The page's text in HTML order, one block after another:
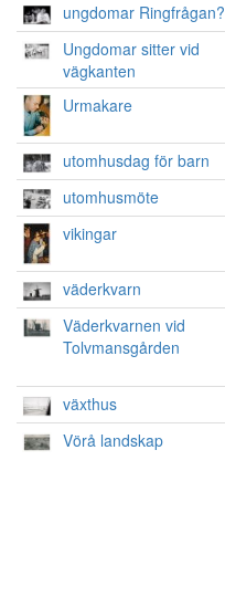
ungdomar Ringfrågan?
Ungdomar sitter vid
vägkanten
Urmakare
utomhusdag för barn
utomhusmöte
vikingar
väderkvarn
Väderkvarnen vid
Tolvmansgården
växthus
Vörå landskap